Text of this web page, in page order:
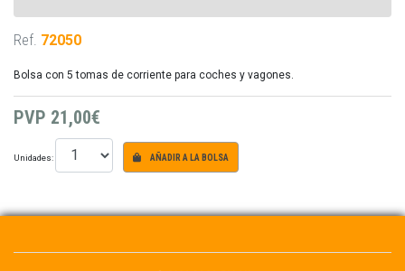
Ref. 72050
Bolsa con 5 tomas de corriente para coches y vagones.
PVP 21,00€
Unidades: AÑADIR A LA BOLSA